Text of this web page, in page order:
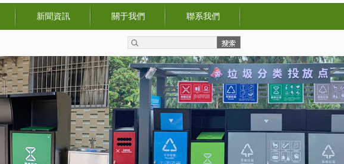
新聞資訊 關于我們 聯系我們